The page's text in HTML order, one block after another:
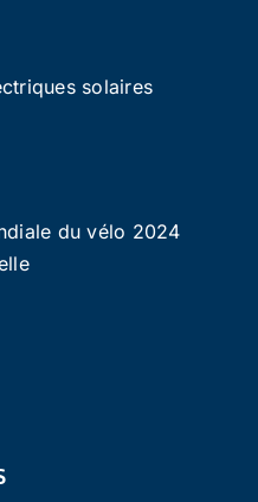
solaires
du vélo 2024